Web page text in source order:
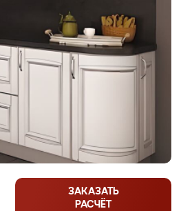
ЗАКАЗАТЬ
РАСЧЁТ